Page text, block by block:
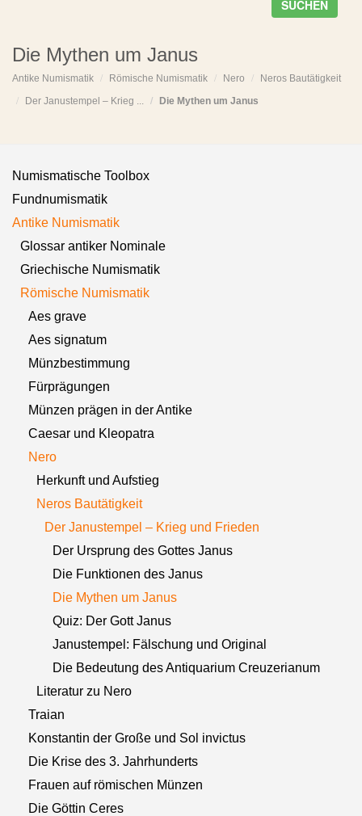
SUCHEN
Die Mythen um Janus
Antike Numismatik Römische Numismatik Nero
Neros Bautätigkeit
Der Janustempel – Krieg ...
Die Mythen um Janus
Numismatische Toolbox
Fundnumismatik
Antike Numismatik
Glossar antiker Nominale
Griechische Numismatik
Römische Numismatik
Aes grave
Aes signatum
Münzbestimmung
Fürprägungen
Münzen prägen in der Antike
Caesar und Kleopatra
Nero
Herkunft und Aufstieg
Neros Bautätigkeit
Der Janustempel – Krieg und Frieden
Der Ursprung des Gottes Janus
Die Funktionen des Janus
Die Mythen um Janus
Quiz: Der Gott Janus
Janustempel: Fälschung und Original
Die Bedeutung des Antiquarium Creuzerianum
Literatur zu Nero
Traian
Konstantin der Große und Sol invictus
Die Krise des 3. Jahrhunderts
Frauen auf römischen Münzen
Die Göttin Ceres